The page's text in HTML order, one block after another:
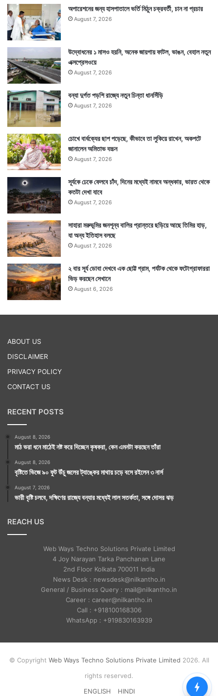
অপারেশনের জন্য হাসপাতালে ভর্তি মিঠুন চক্রবর্তী, চান না প্রচার
August 7, 2026
উদ্বোধনের ১ মাসও হয়নি, অনেক জায়গায় ফাটল, ভাঙন, বেহাল নতুন
এক্সপ্রেসওয়ে
August 7, 2026
বন্যা দুর্গত পড়শি রাজ্যে নতুন চিন্তা ধানসিঁড়ি
August 7, 2026
চোখে বার্ধক্যের ছাপ পড়েছে, কীভাবে তা লুকিয়ে রাখেন, অকপটে
জানালেন অমিতাভ বচ্চন
August 7, 2026
সূর্যকে ঢেকে ফেলবে চাঁদ, দিনের মধ্যেই নামবে অন্ধকার, ভারত থেকে
কতটা দেখা যাবে
August 7, 2026
সাহারা মরুভূমির জনশূন্য বালির প্রান্তরে ছড়িয়ে আছে তিমির হাড়,
যা অন্য ইতিহাস বলছে
August 7, 2026
২ বার সূর্য ডোবা দেখবে এক ছোট্ট গ্রাম, পর্যটক থেকে ফটোগ্রাফাররা
ভিড় করছেন সেখানে
August 6, 2026
ABOUT US
DISCLAIMER
PRIVACY POLICY
CONTACT US
RECENT POSTS
August 8, 2026
মাঠ ভরা ধনে মাঠেই নষ্ট করে দিচ্ছেন কৃষকরা, কেন এমনটা করছেন তাঁরা
August 8, 2026
বৃষ্টিতে ভিজে ৯০ ফুট উঁচু জলের ট্যাঙ্কের মাথায় চড়ে বসে রইলেন ৩ নার্স
August 7, 2026
ভারী বৃষ্টি চলবে, দক্ষিণের রাজ্যে বন্যার মধ্যেই লাল সতর্কতা, সঙ্গে দোসর ঝড়
REACH US
Web Ways Techno Solutions Private Limited
4 Joy Narayan Tarka Panchanan Lane
2nd Floor Kolkata 700011 India
News Desk : newsdesk@nilkantho.in
General / Business Query : mail@nilkantho.in
Career : career@nilkantho.in
Call : +918100168306
WhatsApp : +919830163939
© Copyright Web Ways Techno Solutions Private Limited 2026. All
rights reserved.
ENGLISH
HINDI